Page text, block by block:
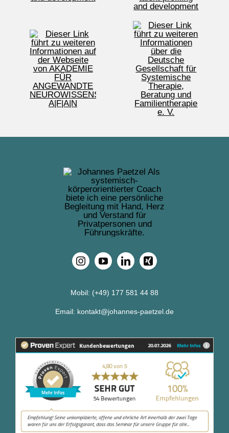
Mobil: (+49) 177 581 44 88
Email: kontakt@johannes-paetzel.de